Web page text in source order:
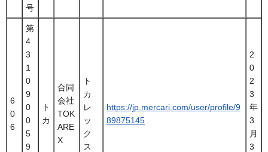
号
6
0
6
第
4
3
1
0
9
0
0
5
9
ト
カ
合同
会社
TOK
ARE
X
ト
カ
レ
ッ
ク
ス
https://jp.mercari.com/user/profile/9
89875145
2
0
2
3
年
3
月
3